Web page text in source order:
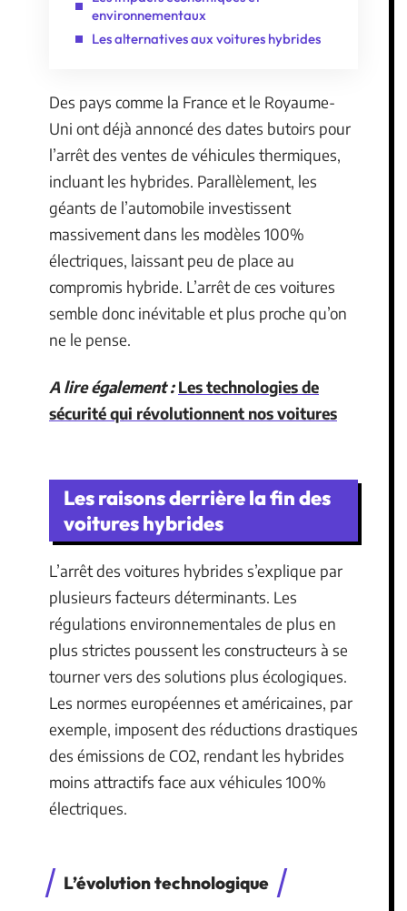
environnementaux
Les alternatives aux voitures hybrides
Des pays comme la France et le Royaume-
Uni ont déjà annoncé des dates butoirs pour
l’arrêt des ventes de véhicules thermiques,
incluant les hybrides. Parallèlement, les
géants de l’automobile investissent
massivement dans les modèles 100%
électriques, laissant peu de place au
compromis hybride. L’arrêt de ces voitures
semble donc inévitable et plus proche qu’on
ne le pense.
A lire également : Les technologies de
sécurité qui révolutionnent nos voitures
Les raisons derrière la fin des
voitures hybrides
L’arrêt des voitures hybrides s’explique par
plusieurs facteurs déterminants. Les
régulations environnementales de plus en
plus strictes poussent les constructeurs à se
tourner vers des solutions plus écologiques.
Les normes européennes et américaines, par
exemple, imposent des réductions drastiques
des émissions de CO2, rendant les hybrides
moins attractifs face aux véhicules 100%
électriques.
L’évolution technologique